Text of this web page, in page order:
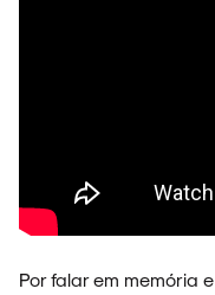
Por falar em memória